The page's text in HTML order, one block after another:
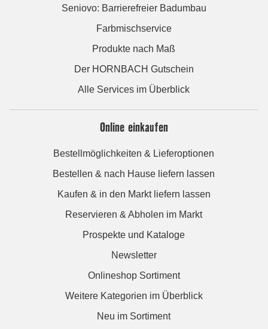
Seniovo: Barrierefreier Badumbau
Farbmischservice
Produkte nach Maß
Der HORNBACH Gutschein
Alle Services im Überblick
Online einkaufen
Bestellmöglichkeiten & Lieferoptionen
Bestellen & nach Hause liefern lassen
Kaufen & in den Markt liefern lassen
Reservieren & Abholen im Markt
Prospekte und Kataloge
Newsletter
Onlineshop Sortiment
Weitere Kategorien im Überblick
Neu im Sortiment